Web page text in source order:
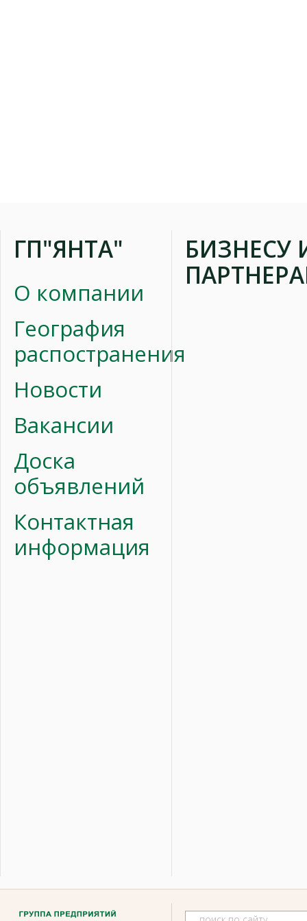
ГП"ЯНТА"
О компании
География
распостранения
Новости
Вакансии
Доска
объявлений
Контактная
информация
БИЗНЕСУ